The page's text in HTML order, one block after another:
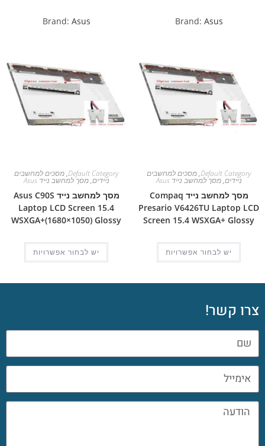
Brand: Asus
Default Category
,מסכים למחשבים
ניידים,מסך למחשב נייד Asus
מסך למחשב נייד Compaq
Presario V6426TU Laptop LCD
Screen 15.4 WSXGA+ Glossy
יש לבחור אפשרויות
Brand: Asus
Default Category
,מסכים למחשבים
ניידים,מסך למחשב נייד Asus
מסך למחשב נייד Asus C90S
Laptop LCD Screen 15.4
WSXGA+(1680×1050) Glossy
יש לבחור אפשרויות
צרו קשר!